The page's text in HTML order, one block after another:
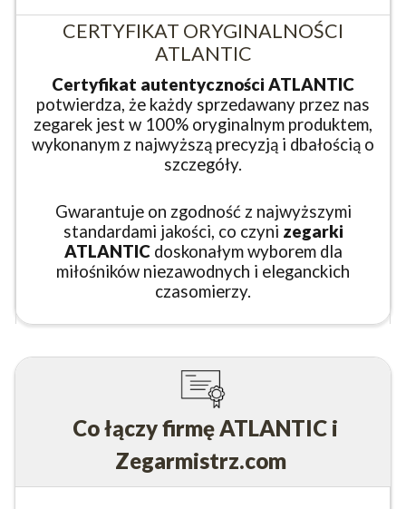
CERTYFIKAT ORYGINALNOŚCI
ATLANTIC
Certyfikat autentyczności ATLANTIC
potwierdza, że każdy sprzedawany przez nas
zegarek jest w 100% oryginalnym produktem,
wykonanym z najwyższą precyzją i dbałością o
szczegóły.
Gwarantuje on zgodność z najwyższymi
standardami jakości, co czyni zegarki
ATLANTIC doskonałym wyborem dla
miłośników niezawodnych i eleganckich
czasomierzy.
Co łączy firmę ATLANTIC i
Zegarmistrz.com